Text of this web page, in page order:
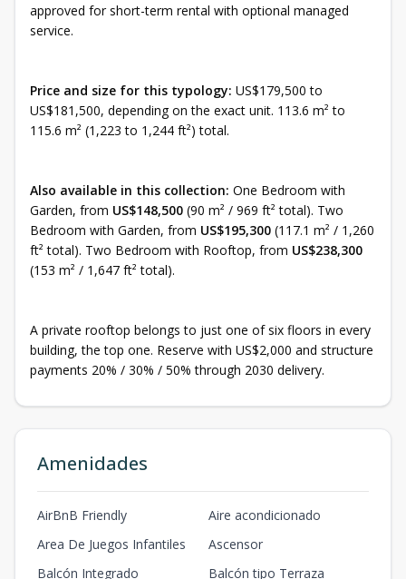
approved for short-term rental with optional managed
service.
Price and size for this typology: US$179,500 to
US$181,500, depending on the exact unit. 113.6 m² to
115.6 m² (1,223 to 1,244 ft²) total.
Also available in this collection: One Bedroom with
Garden, from US$148,500 (90 m² / 969 ft² total). Two
Bedroom with Garden, from US$195,300 (117.1 m² / 1,260
ft² total). Two Bedroom with Rooftop, from US$238,300
(153 m² / 1,647 ft² total).
A private rooftop belongs to just one of six floors in every
building, the top one. Reserve with US$2,000 and structure
payments 20% / 30% / 50% through 2030 delivery.
Amenidades
AirBnB Friendly
Aire acondicionado
Area De Juegos Infantiles
Ascensor
Balcón Integrado
Balcón tipo Terraza